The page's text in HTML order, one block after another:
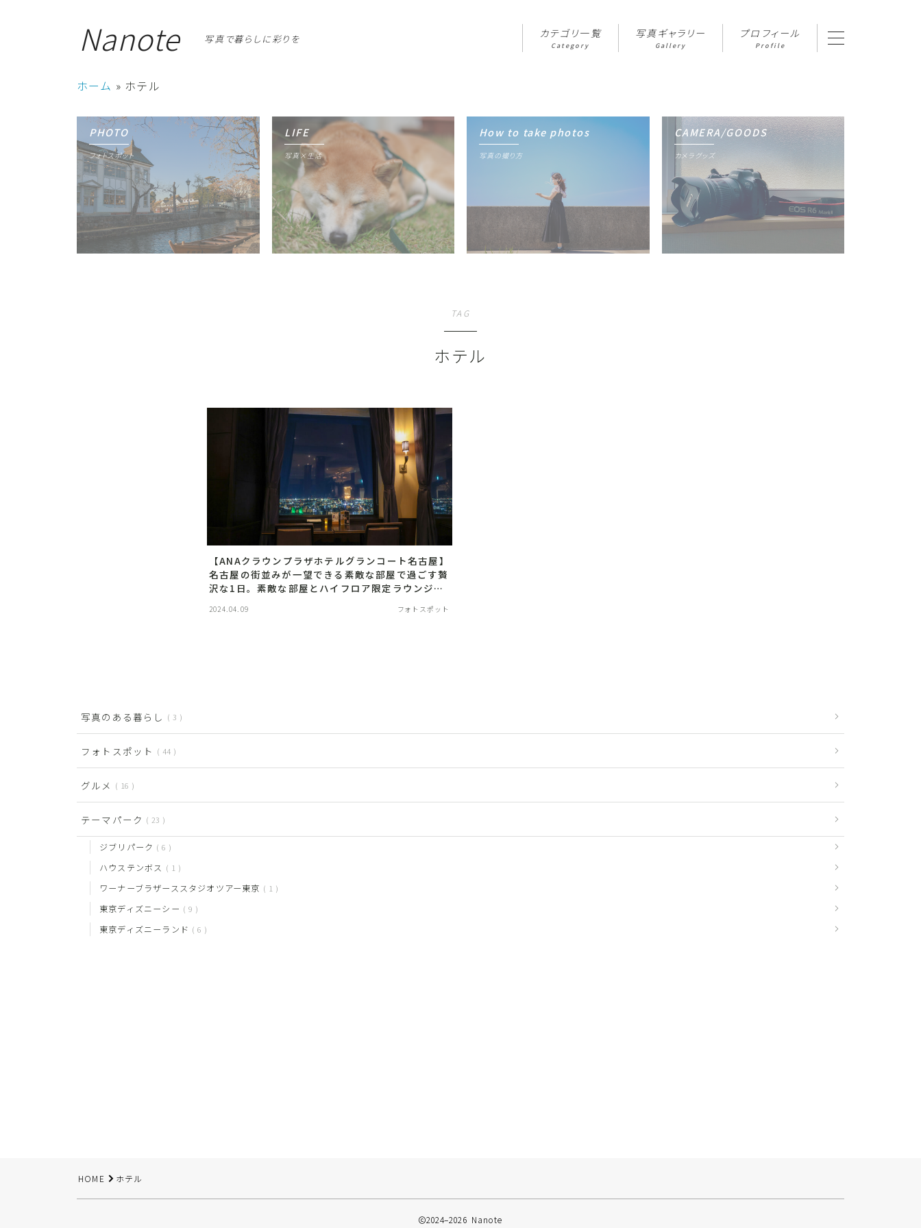
Nanote 写真で暮らしに彩りを カテゴリ一覧
Category
写真ギャラリー
Gallery
プロフィール
Profile
カテゴリ一覧 Category
写真ギャラリー Gallery
プロフィール Profile
ホーム » ホテル
フォトスポット
PHOTO
写真×生活
LIFE
写真の撮り方
How to take photos
カメラグッズ
CAMERA/GOODS
TAG
ホテル
【ANAクラウンプラザホテルグランコート名古屋】
名古屋の街並みが一望できる素敵な部屋で過ごす贅
沢な1日。素敵な部屋とハイフロア限定ラウンジを
2024.04.09 フォトスポット
写真のある暮らし 3
フォトスポット 44
グルメ 16
テーマパーク 23
ジブリパーク 6
ハウステンボス 1
ワーナーブラザーススタジオツアー東京 1
東京ディズニーシー 9
東京ディズニーランド 6
HOME ホテル
2024–2026 Nanote